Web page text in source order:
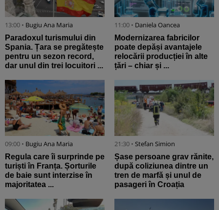
13:00 • Bugiu ⁠Ana Maria
Paradoxul turismului din
Spania. Țara se pregătește
pentru un sezon record,
dar unul din trei locuitori ...
11:00 • Daniela Oancea
Modernizarea fabricilor
poate depăși avantajele
relocării producției în alte
țări – chiar și ...
09:00 • Bugiu ⁠Ana Maria
Regula care îi surprinde pe
turiști în Franța. Șorturile
de baie sunt interzise în
majoritatea ...
21:30 • Stefan Simion
Șase persoane grav rănite,
după coliziunea dintre un
tren de marfă și unul de
pasageri în Croația